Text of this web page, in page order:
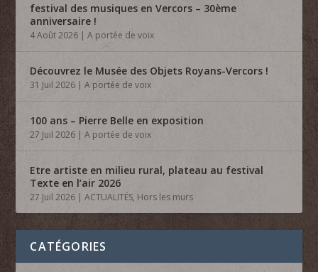
festival des musiques en Vercors – 30ème
anniversaire !
4 Août 2026 |A portée de voix
Découvrez le Musée des Objets Royans-Vercors !
31 Juil 2026 |A portée de voix
100 ans – Pierre Belle en exposition
27 Juil 2026 |A portée de voix
Etre artiste en milieu rural, plateau au festival
Texte en l’air 2026
27 Juil 2026 |ACTUALITÉS, Hors les murs
CATÉGORIES